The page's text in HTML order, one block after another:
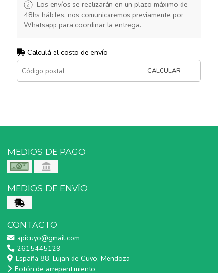
Los envíos se realizarán en un plazo máximo de
48hs hábiles, nos comunicaremos previamente por
Whatsapp para coordinar la entrega.
Calculá el costo de envío
CALCULAR
MEDIOS DE PAGO
MEDIOS DE ENVÍO
CONTACTO
apicuyo@gmail.com
2615445129
España 88, Lujan de Cuyo, Mendoza
Botón de arrepentimiento